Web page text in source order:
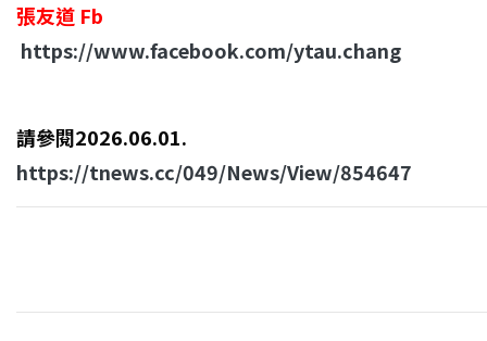
張友道 Fb
https://www.facebook.com/ytau.chang
請參閱2026.06.01.
https://tnews.cc/049/News/View/854647